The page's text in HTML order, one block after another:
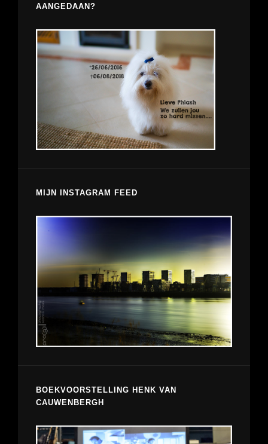
AANGEDAAN?
MIJN INSTAGRAM FEED
BOEKVOORSTELLING HENK VAN
CAUWENBERGH